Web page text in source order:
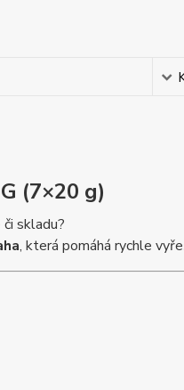
(7×20 g)
skladu?
, která pomáhá rychle